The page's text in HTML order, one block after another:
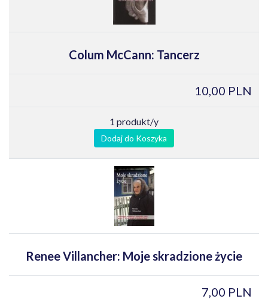
Colum McCann: Tancerz
10,00 PLN
1 produkt/y
Dodaj do Koszyka
Renee Villancher: Moje skradzione życie
7,00 PLN